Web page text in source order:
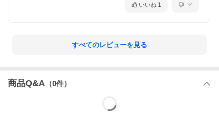
いいね 1
すべてのレビューを見る
商品Q&A （0件）